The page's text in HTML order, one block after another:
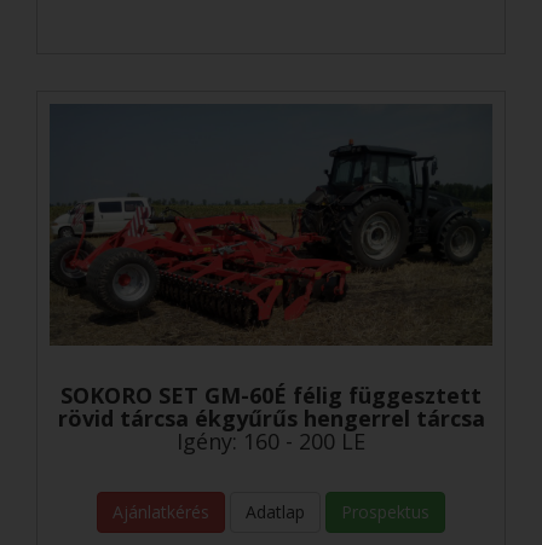
SOKORO SET GM-60É félig függesztett
rövid tárcsa ékgyűrűs hengerrel tárcsa
Igény: 160 - 200 LE
Ajánlatkérés Adatlap Prospektus